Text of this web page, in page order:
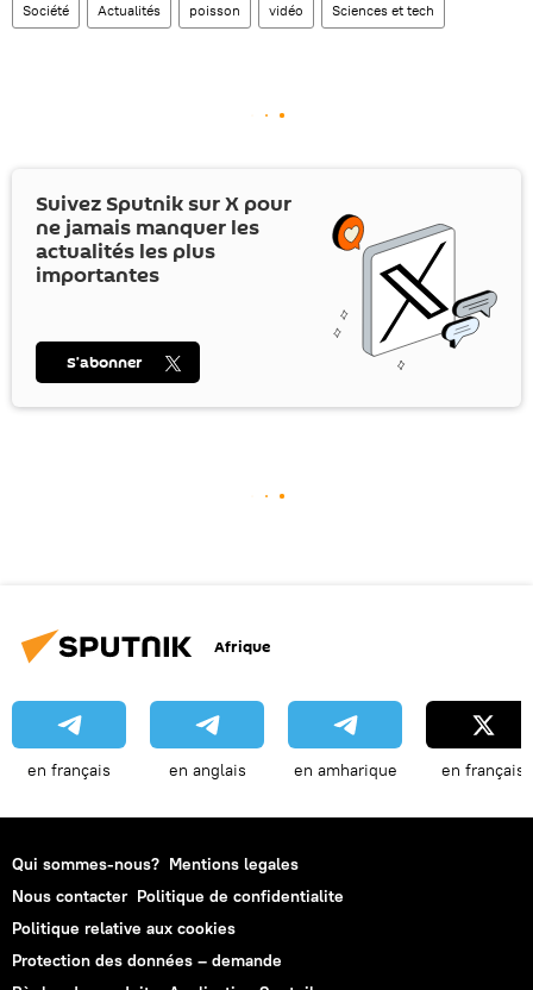
Société Actualités poisson vidéo Sciences et tech
Suivez Sputnik surX pour
ne jamais manquer les
actualités les plus
importantes
S’abonner
Afrique
en français en anglais en amharique en français
Qui sommes-nous? Mentions legales
Nous contacter Politique de confidentialite
Politique relative aux cookies
Protection des données – demande